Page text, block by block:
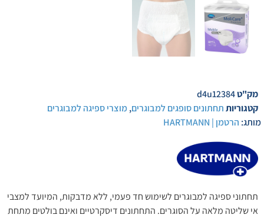
מק"טd4u12384
קטגוריותתחתונים סופגים למבוגרים,מוצרי ספיגה למבוגרים
מותג: הרטמן | HARTMANN
תחתוני ספיגה למבוגרים לשימוש חד פעמי, ללא מדבקות, המיועד למצבי
אי שליטה מלאה על הסוגרים. התחתונים דיסקרטיים ואינם בולטים מתחת